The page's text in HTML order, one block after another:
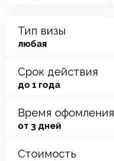
Тип визы
любая
Срок действия
до 1 года
Время офомления
от 3 дней
Стоимость